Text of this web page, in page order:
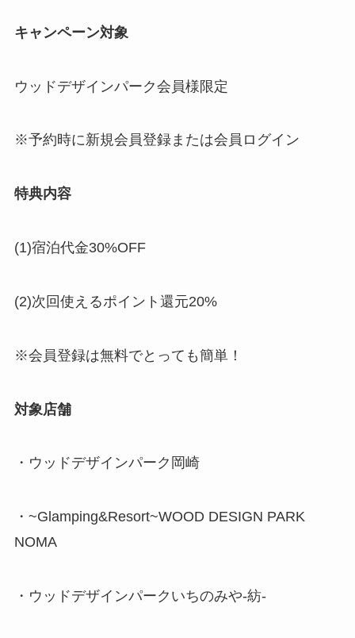
キャンペーン対象
ウッドデザインパーク会員様限定
※予約時に新規会員登録または会員ログイン
特典内容
(1)宿泊代金30%OFF
(2)次回使えるポイント還元20%
※会員登録は無料でとっても簡単！
対象店舗
・ウッドデザインパーク岡崎
・~Glamping&Resort~WOOD DESIGN PARK
NOMA
・ウッドデザインパークいちのみや-紡-